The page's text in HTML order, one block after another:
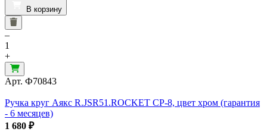
В корзину
–
1
+
Арт. Ф70843
Ручка круг Аякс R.JSR51.ROCKET CP-8, цвет хром (гарантия
- 6 месяцев)
1 680 ₽